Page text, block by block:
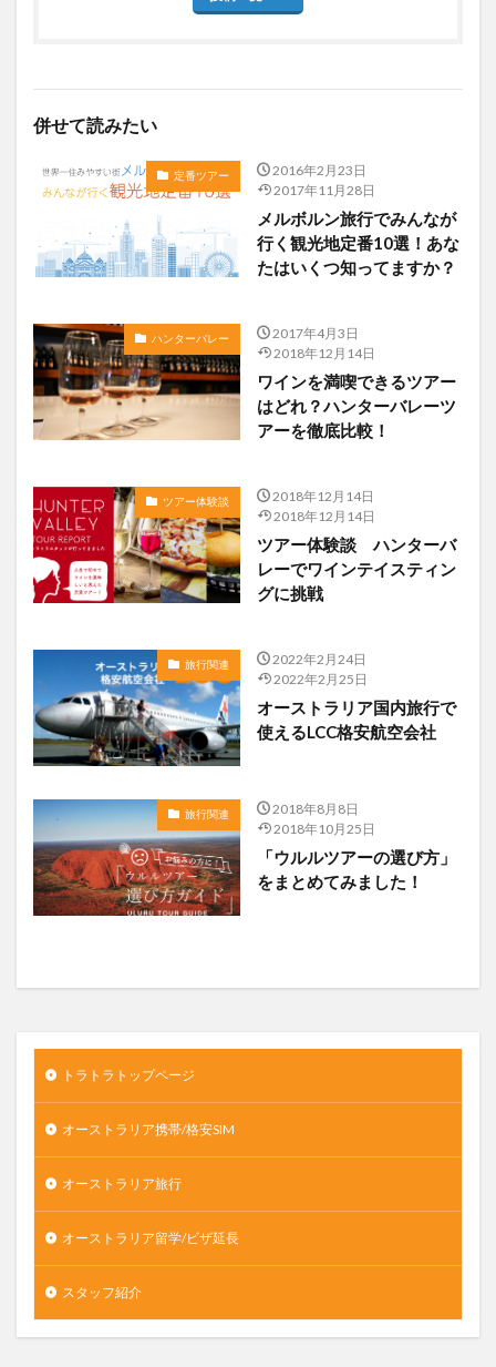
併せて読みたい
定番ツアー
2016年2月23日
2017年11月28日
メルボルン旅行でみんなが
行く観光地定番10選！あな
たはいくつ知ってますか？
ハンターバレー
2017年4月3日
2018年12月14日
ワインを満喫できるツアー
はどれ？ハンターバレーツ
アーを徹底比較！
ツアー体験談
2018年12月14日
2018年12月14日
ツアー体験談 ハンターバ
レーでワインテイスティン
グに挑戦
旅行関連
2022年2月24日
2022年2月25日
オーストラリア国内旅行で
使えるLCC格安航空会社
旅行関連
2018年8月8日
2018年10月25日
「ウルルツアーの選び方」
をまとめてみました！
トラトラトップページ
オーストラリア携帯/格安SIM
オーストラリア旅行
オーストラリア留学/ビザ延長
スタッフ紹介